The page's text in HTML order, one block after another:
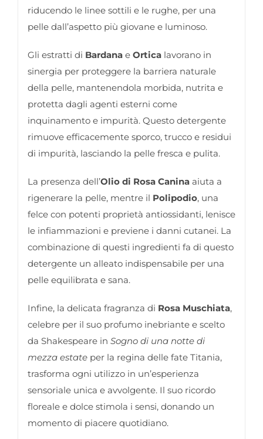
riducendo le linee sottili e le rughe, per una
pelle dall’aspetto più giovane e luminoso.
Gli estratti di Bardanae Orticalavorano in
sinergia per proteggere la barriera naturale
della pelle, mantenendola morbida, nutrita e
protetta dagli agenti esterni come
inquinamento e impurità. Questo detergente
rimuove efficacemente sporco, trucco e residui
di impurità, lasciando la pelle fresca e pulita.
La presenza dell’Olio di Rosa Caninaaiuta a
rigenerare la pelle, mentre il Polipodio, una
felce con potenti proprietà antiossidanti, lenisce
le infiammazioni e previene i danni cutanei. La
combinazione di questi ingredienti fa di questo
detergente un alleato indispensabile per una
pelle equilibrata e sana.
Infine, la delicata fragranza di Rosa Muschiata,
celebre per il suo profumo inebriante e scelto
da Shakespeare in Sogno di una notte di
mezza estateper la regina delle fate Titania,
trasforma ogni utilizzo in un’esperienza
sensoriale unica e avvolgente. Il suo ricordo
floreale e dolce stimola i sensi, donando un
momento di piacere quotidiano.